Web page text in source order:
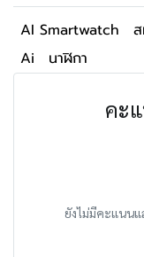
AI Smartwatch
Ai
นาฬิกา
คะ
ยังไม่มีคะแนน